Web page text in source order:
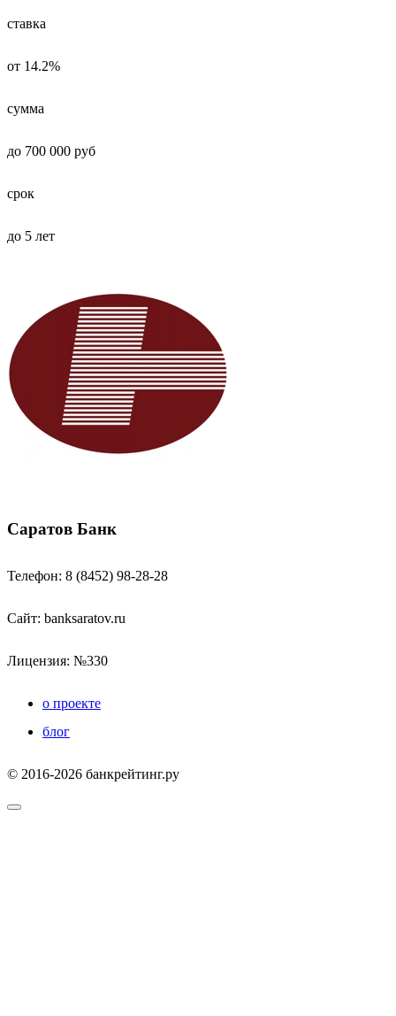
ставка
от 14.2%
сумма
до 700 000 руб
срок
до 5 лет
Саратов Банк
Телефон: 8 (8452) 98-28-28
Сайт: banksaratov.ru
Лицензия: №330
о проекте
блог
© 2016-2026 банкрейтинг.ру